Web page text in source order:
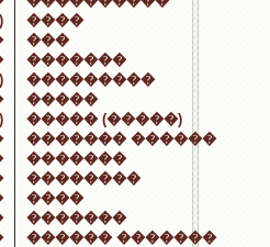
����
���
�������
���������
�����
����� (�����)
������� ������
�������
��������
����
�������
������ �������